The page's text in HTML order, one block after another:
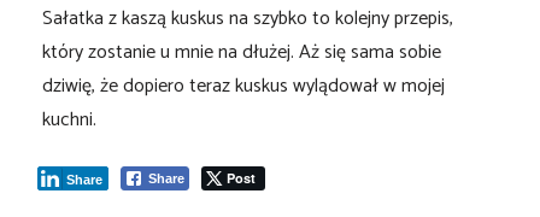
Sałatka z kaszą kuskus na szybko to kolejny przepis,
który zostanie u mnie na dłużej. Aż się sama sobie
dziwię, że dopiero teraz kuskus wylądował w mojej
kuchni.
Share Post
Share